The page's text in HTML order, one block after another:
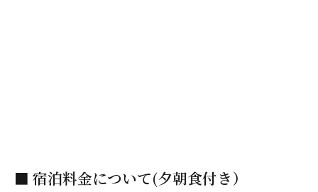
■ 宿泊料金について(夕朝食付き）